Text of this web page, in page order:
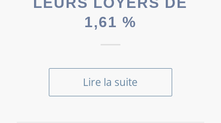
1,61 %
Lire la suite